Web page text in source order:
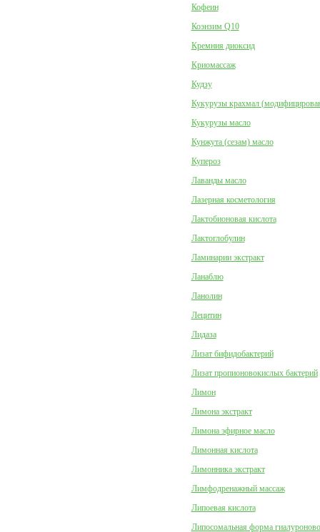
Кофеин
Коэнзим Q10
Кремния диоксид
Криомассаж
Кудзу
Кукурузы крахмал
Кукурузы масло
Кунжута (сезам) масло
Купероз
Лаванды масло
Лазерная косметология
Лактобионовая кислота
Лактоглобулин
Ламинарии экстракт
Ланаблю
Ланолин
Лецитин
Лидаза
Лизат бифидобактерий
Лизат пропионовокислых бактерий
Лимон
Лимона экстракт
Лимона эфирное масло
Лимонная кислота
Лимонника экстракт
Лимфодренажный массаж
Липоевая кислота
Липосомальная форма